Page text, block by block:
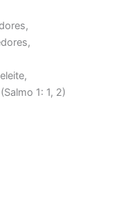
1: 1, 2)